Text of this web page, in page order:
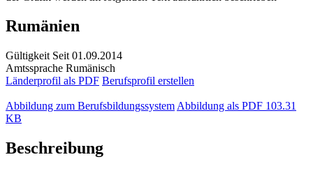
Rumänien
Gültigkeit Seit 01.09.2014
Amtssprache Rumänisch
Länderprofil als PDF Berufsprofil erstellen
Abbildung zum Berufsbildungssystem Abbildung als PDF 103.31
KB
Beschreibung